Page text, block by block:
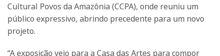
Cultural Povos da Amazônia (CCPA), onde reuniu um
público expressivo, abrindo precedente para um novo
projeto.
“A exposição veio para a Casa das Artes para compor